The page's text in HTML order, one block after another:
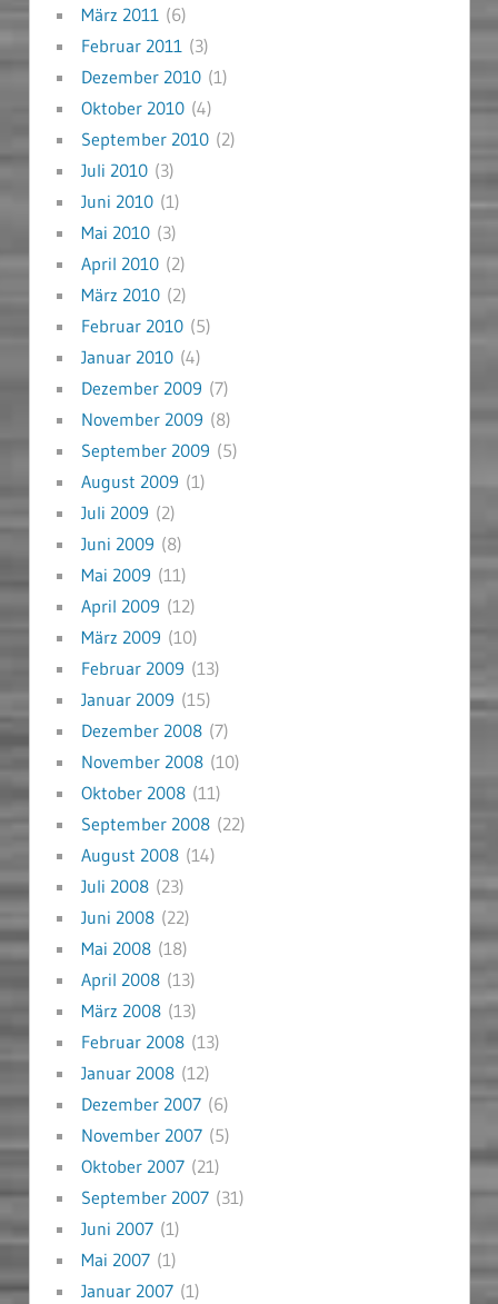
März 2011(6)
Februar 2011(3)
Dezember 2010(1)
Oktober 2010(4)
September 2010(2)
Juli 2010(3)
Juni 2010(1)
Mai 2010(3)
April 2010(2)
März 2010(2)
Februar 2010(5)
Januar 2010(4)
Dezember 2009 (7)
November 2009 (8)
September 2009 (5)
August 2009 (1)
Juli 2009 (2)
Juni 2009 (8)
Mai 2009 (11)
April 2009 (12)
März 2009 (10)
Februar 2009 (13)
Januar 2009 (15)
Dezember 2008(7)
November 2008(10)
Oktober 2008(11)
September 2008(22)
August 2008(14)
Juli 2008(23)
Juni 2008(22)
Mai 2008(18)
April 2008(13)
März 2008(13)
Februar 2008(13)
Januar 2008(12)
Dezember 2007(6)
November 2007(5)
Oktober 2007(21)
September 2007(31)
Juni 2007(1)
Mai 2007(1)
Januar 2007(1)